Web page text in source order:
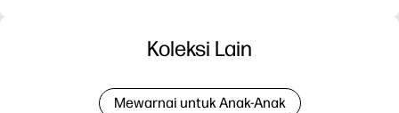
Koleksi Lain
Mewarnai untuk Anak-Anak